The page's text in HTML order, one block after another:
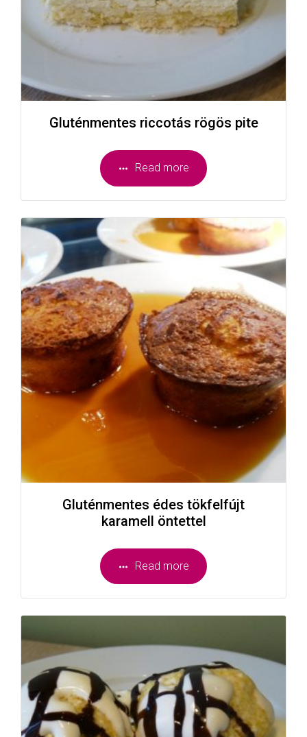
Gluténmentes riccotás rögös pite
Read more
Gluténmentes édes tökfelfújt
karamell öntettel
Read more